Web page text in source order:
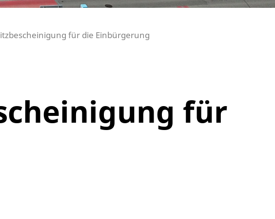
für die Einbürgerung
für